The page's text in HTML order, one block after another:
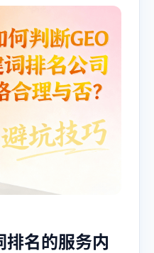
排名的服务内